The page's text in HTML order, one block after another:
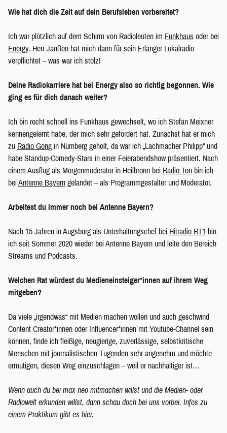
Wie hat dich die Zeit auf dein Berufsleben vorbereitet?
Ich war plötzlich auf dem Schirm von Radioleuten im Funkhaus oder bei
Energy. Herr Janßen hat mich dann für sein Erlanger Lokalradio
verpflichtet – was war ich stolz!
Deine Radiokarriere hat bei Energy also so richtig begonnen. Wie
ging es für dich danach weiter?
Ich bin recht schnell ins Funkhaus gewechselt, wo ich Stefan Meixner
kennengelernt habe, der mich sehr gefördert hat. Zunächst hat er mich
zu Radio Gong in Nürnberg geholt, da war ich „Lachmacher Philipp“ und
habe Standup-Comedy-Stars in einer Feierabendshow präsentiert. Nach
einem Ausflug als Morgenmoderator in Heilbronn bei Radio Ton bin ich
beiAntenne Bayern gelandet – als Programmgestalter und Moderator.
Arbeitest du immer noch bei Antenne Bayern?
Nach 15 Jahren in Augsburg als Unterhaltungschef bei Hitradio RT1 bin
ich seit Sommer 2020 wieder bei Antenne Bayern und leite den Bereich
Streams und Podcasts.
Welchen Rat würdest du Medieneinsteiger*innen auf ihrem Weg
mitgeben?
Da viele „irgendwas“ mit Medien machen wollen und auch geschwind
Content Creator*innen oder Influencer*innen mit Youtube-Channel sein
können, finde ich fleißige, neugierige, zuverlässige, selbstkritische
Menschen mit journalistischen Tugenden sehr angenehm und möchte
ermutigen, diesen Weg einzuschlagen – weil er nachhaltiger ist…
Wenn auch du bei max neo mitmachen willst und die Medien- oder
Radiowelt erkunden willst, dann schau doch bei uns vorbei. Infos zu
einem Praktikum gibt es hier.